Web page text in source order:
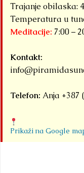
Trajanje obilaska:
Temperatura u
Meditacije: 7:00 –
Kontakt:
Telefon: Anja +387
Prikaži na Google